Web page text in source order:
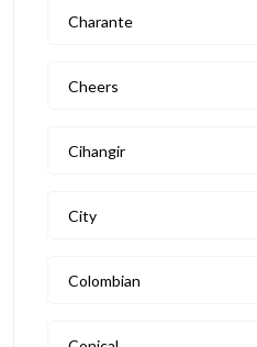
Charante
Cheers
Cihangir
City
Colombian